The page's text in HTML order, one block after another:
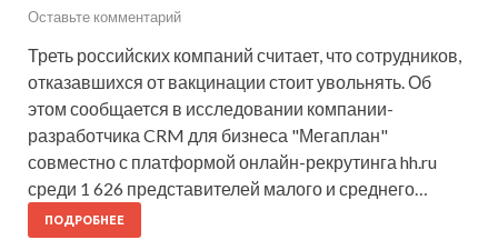
Оставьте комментарий
Треть российских компаний считает, что сотрудников,
отказавшихся от вакцинации стоит увольнять. Об
этом сообщается в исследовании компании-
разработчика CRM для бизнеса "Мегаплан"
совместно с платформой онлайн-рекрутинга hh.ru
среди 1 626 представителей малого и среднего…
ПОДРОБНЕЕ